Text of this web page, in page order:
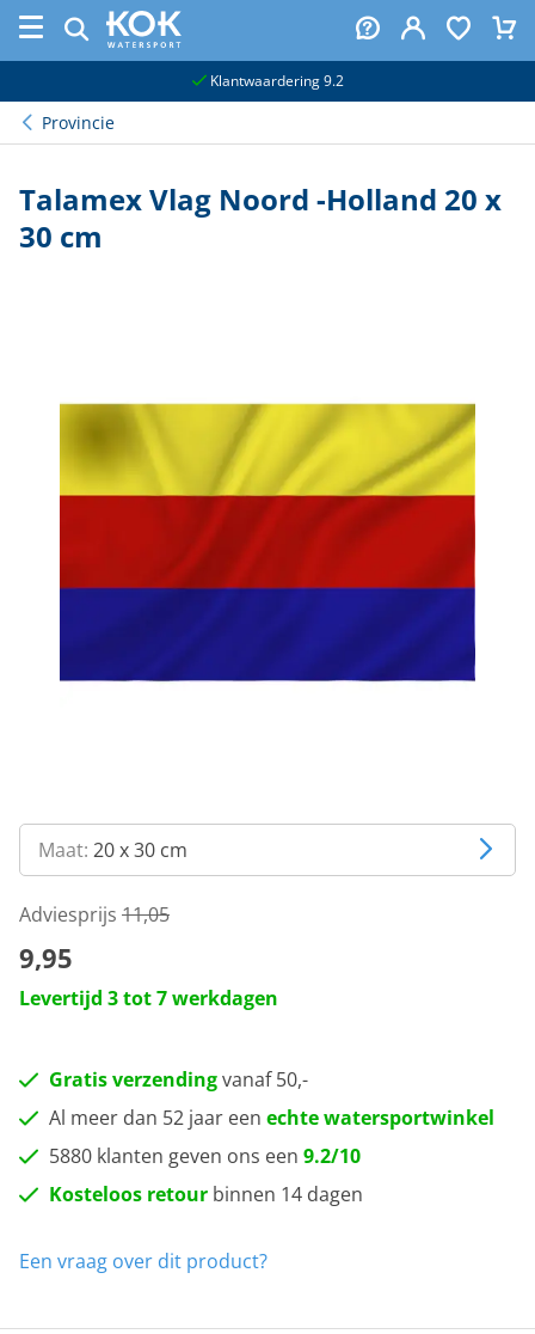
Klantwaardering 9.2
Provincie
Talamex Vlag Noord -Holland 20 x
30 cm
Maat: 20 x 30 cm
Adviesprijs 11,05
9,95
Levertijd 3 tot 7 werkdagen
Gratis verzendingvanaf 50,-
Al meer dan 52 jaar een echte watersportwinkel
5880 klanten geven ons een 9.2/10
Kosteloos retour binnen 14 dagen
Een vraag over dit product?